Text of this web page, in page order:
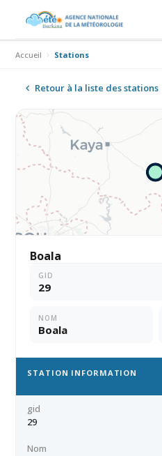
Accueil Stations
Retour à la liste des stations
Boala
GID
29
NOM
Boala
STATION INFORMATION
gid
29
Nom